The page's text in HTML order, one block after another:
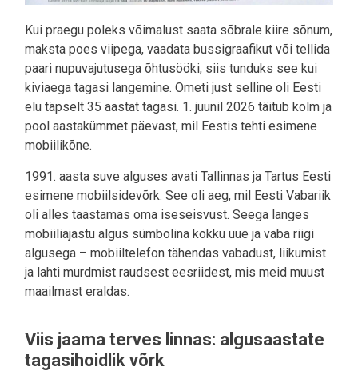
Kui praegu poleks võimalust saata sõbrale kiire sõnum,
maksta poes viipega, vaadata bussigraafikut või tellida
paari nupuvajutusega õhtusööki, siis tunduks see kui
kiviaega tagasi langemine. Ometi just selline oli Eesti
elu täpselt 35 aastat tagasi. 1. juunil 2026 täitub kolm ja
pool aastakümmet päevast, mil Eestis tehti esimene
mobiilikõne.
1991. aasta suve alguses avati Tallinnas ja Tartus Eesti
esimene mobiilsidevõrk. See oli aeg, mil Eesti Vabariik
oli alles taastamas oma iseseisvust. Seega langes
mobiiliajastu algus sümbolina kokku uue ja vaba riigi
algusega – mobiiltelefon tähendas vabadust, liikumist
ja lahti murdmist raudsest eesriidest, mis meid muust
maailmast eraldas.
Viis jaama terves linnas: algusaastate
tagasihoidlik võrk